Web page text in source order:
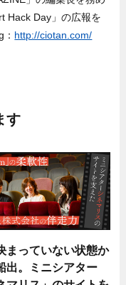
Hack Day」の広報を
http://ciotan.com/
す
まっていない状態か
出。ミニシアター